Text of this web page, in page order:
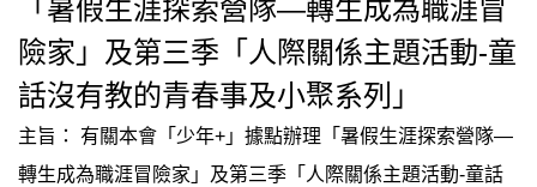
「暑假生涯探索營隊—轉生成為職涯冒
險家」及第三季「人際關係主題活動-童
話沒有教的青春事及小聚系列」
主旨： 有關本會「少年+」據點辦理「暑假生涯探索營隊—
轉生成為職涯冒險家」及第三季「人際關係主題活動-童話